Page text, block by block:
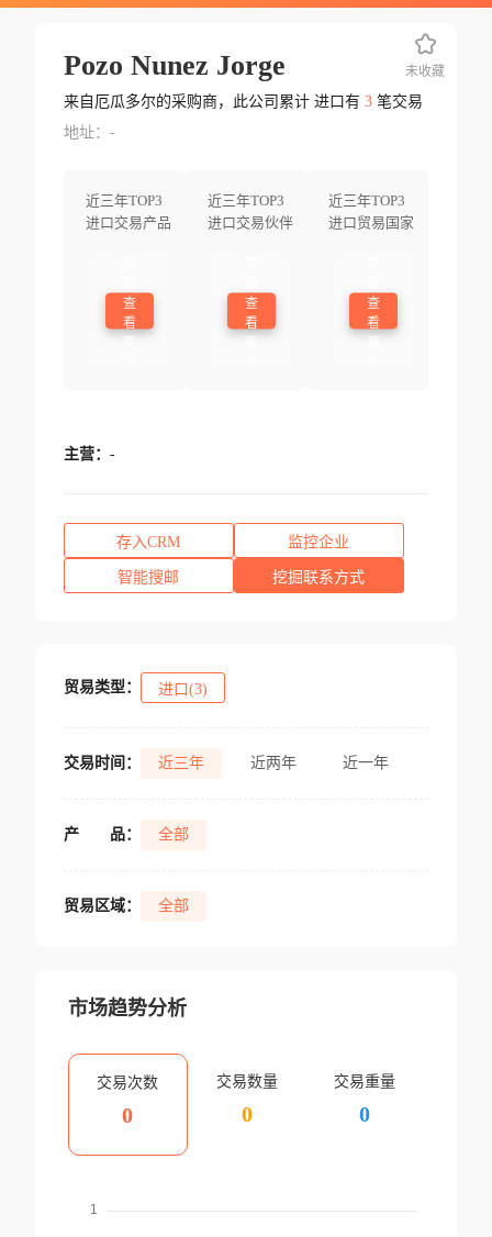
Pozo Nunez Jorge
来自厄瓜多尔的采购商，此公司累计 进口有 3笔交易
地址：-
近三年TOP3
进口交易产品
查
看
近三年TOP3
进口交易伙伴
查
看
近三年TOP3
进口贸易国家
查
看
未收藏
主营： -
存入CRM 监控企业
智能搜邮 挖掘联系方式
贸易类型： 进口(3)
交易时间： 近三年 近两年 近一年
产 品： 全部
贸易区域： 全部
市场趋势分析
交易次数
0
交易数量
0
交易重量
0